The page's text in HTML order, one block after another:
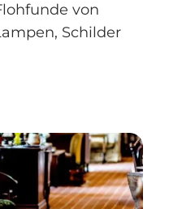
von
Schilder